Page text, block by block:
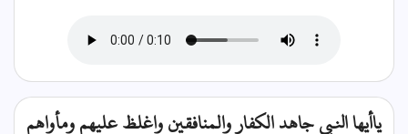
ياأيها النبي جاهد الكفار والمنافقين واغلظ عليهم ومأواهم